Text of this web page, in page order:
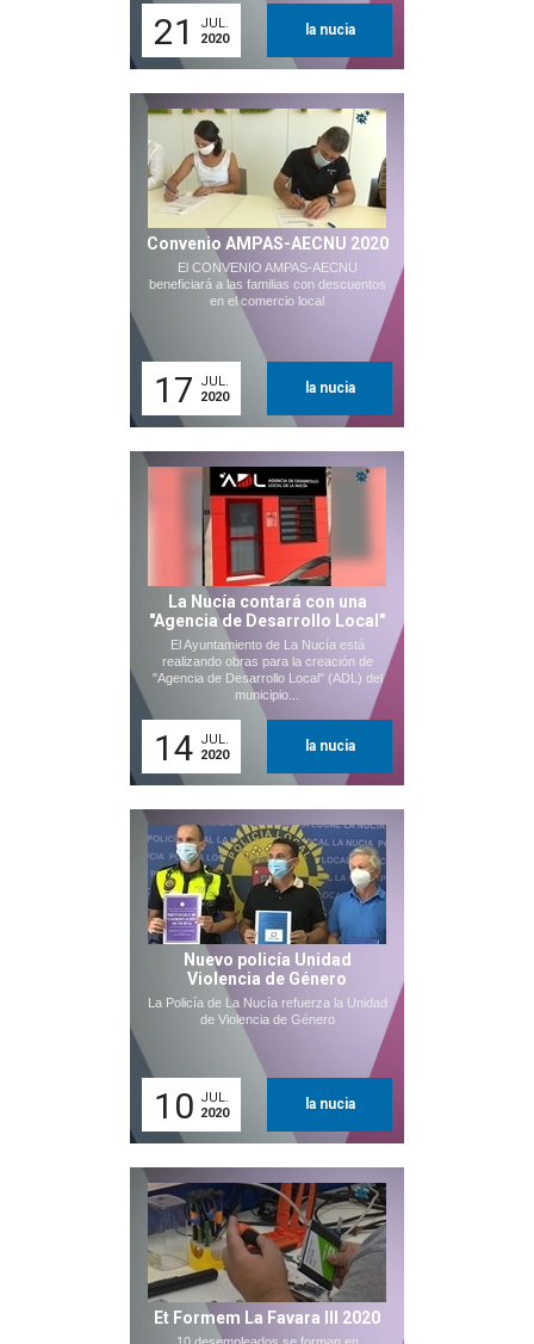
21
JUL.
2020
la nucia
Convenio AMPAS-AECNU 2020
El CONVENIO AMPAS-AECNU
beneficiará a las familias con descuentos
en el comercio local
17
JUL.
2020
la nucia
La Nucía contará con una
"Agencia de Desarrollo Local"
El Ayuntamiento de La Nucía está
realizando obras para la creación de
"Agencia de Desarrollo Local" (ADL) del
municipio...
14 JUL.
2020
la nucia
Nuevo policía Unidad
Violencia de Género
La Policía de La Nucía refuerza la Unidad
de Violencia de Género
10 JUL.
2020
la nucia
Et Formem La Favara III 2020